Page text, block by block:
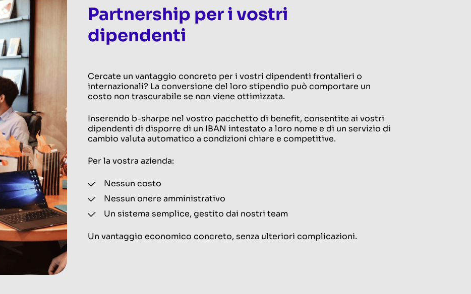
Partnership per i vostri
dipendenti
Cercate un vantaggio concreto per i vostri dipendenti frontalieri o
internazionali? La conversione del loro stipendio può comportare un
costo non trascurabile se non viene ottimizzata.
Inserendo b-sharpe nel vostro pacchetto di benefit, consentite ai vostri
dipendenti di disporre di un IBAN intestato a loro nome e di un servizio di
cambio valuta automatico a condizioni chiare e competitive.
Per la vostra azienda:
Nessun costo
Nessun onere amministrativo
Un sistema semplice, gestito dai nostri team
Un vantaggio economico concreto, senza ulteriori complicazioni.